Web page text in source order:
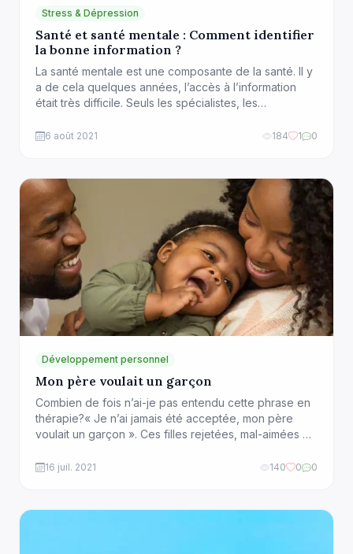
Stress & Dépression
Santé et santé mentale : Comment identifier
la bonne information ?
La santé mentale est une composante de la santé. Il y
a de cela quelques années, l’accès à l’information
était très difficile. Seuls les spécialistes, les
fournir des données probantes. Et plus ou moins
nouvelles […]
6 août 2021 184 1 0
Développement personnel
Mon père voulait un garçon
Combien de fois n’ai-je pas entendu cette phrase en
thérapie?« Je n’ai jamais été acceptée, mon père
voulait un garçon ». Ces filles rejetées, mal-aimées et
« malheur » de naître femmes. Certaines se sont
16 juil. 2021 140 0 0